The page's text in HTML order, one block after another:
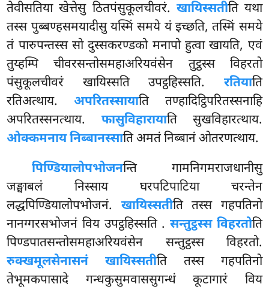
तेवीसतिया खेत्तेसु ठितपंसुकूलचीवरं. खायिस्सतीति यथा
तस्स पुब्बण्हसमयादीसु यस्मिं समये यं इच्छति, तस्मिं समये
तं पारुपन्तस्स सो दुस्सकरण्डको मनापो हुत्वा खायति, एवं
तुय्हम्पि चीवरसन्तोसमहाअरियवंसेन तुट्ठस्स विहरतो
पंसुकूलचीवरं खायिस्सति उपट्ठहिस्सति. रतियाति
रतिअत्थाय. अपरितस्सायाति तण्हादिट्ठिपरितस्सनाहि
अपरितस्सनत्थाय. फासुविहारायाति सुखविहारत्थाय.
ओक्कमनाय निब्बानस्साति अमतं निब्बानं ओतरणत्थाय.
पिण्डियालोपभोजनन्ति गामनिगमराजधानीसु
जङ्घाबलं निस्साय घरपटिपाटिया चरन्तेन
लद्धपिण्डियालोपभोजनं. खायिस्सतीति तस्स गहपतिनो
नानग्गरसभोजनं विय उपट्ठहिस्सति .सन्तुट्ठस्स विहरतोति
पिण्डपातसन्तोसमहाअरियवंसेन सन्तुट्ठस्स विहरतो.
रुक्खमूलसेनासनं खायिस्सतीति तस्स गहपतिनो
तेभूमकपासादे गन्धकुसुमवाससुगन्धं कूटागारं विय